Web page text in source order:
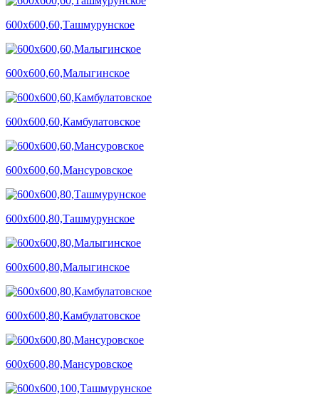
600х600,60,Ташмурунское
600х600,60,Малыгинское
600х600,60,Камбулатовское
600х600,60,Мансуровское
600х600,80,Ташмурунское
600х600,80,Малыгинское
600х600,80,Камбулатовское
600х600,80,Мансуровское